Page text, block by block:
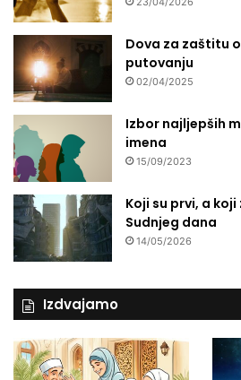
Dova za zaštitu
putovanju
02/04/2025
Izbor najljepših
imena
15/09/2023
Koji su prvi, a
Sudnjeg dana
14/05/2026
Izdvajamo